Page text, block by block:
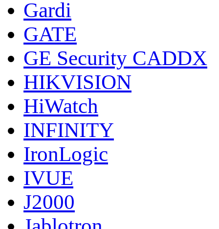
Gardi
GATE
GE Security CADDX
HIKVISION
HiWatch
INFINITY
IronLogic
IVUE
J2000